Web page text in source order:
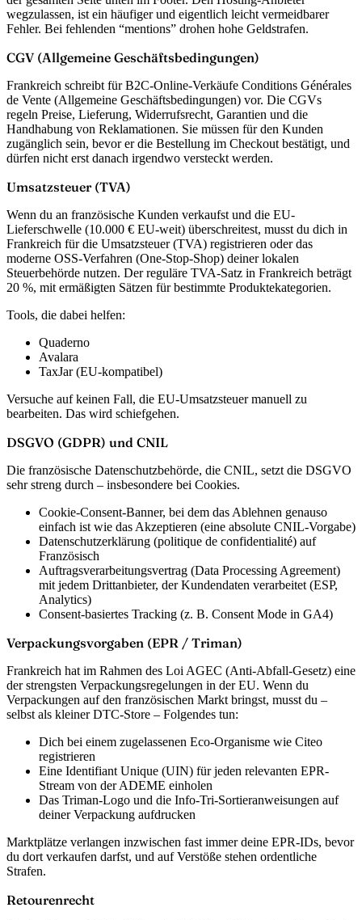
wegzulassen, ist ein häufiger und eigentlich leicht vermeidbarer
Fehler. Bei fehlenden “mentions” drohen hohe Geldstrafen.
CGV (Allgemeine Geschäftsbedingungen)
Frankreich schreibt für B2C-Online-Verkäufe Conditions Générales
de Vente (Allgemeine Geschäftsbedingungen) vor. Die CGVs
regeln Preise, Lieferung, Widerrufsrecht, Garantien und die
Handhabung von Reklamationen. Sie müssen für den Kunden
zugänglich sein, bevor er die Bestellung im Checkout bestätigt, und
dürfen nicht erst danach irgendwo versteckt werden.
Umsatzsteuer (TVA)
Wenn du an französische Kunden verkaufst und die EU-
Lieferschwelle (10.000 € EU-weit) überschreitest, musst du dich in
Frankreich für die Umsatzsteuer (TVA) registrieren oder das
moderne OSS-Verfahren (One-Stop-Shop) deiner lokalen
Steuerbehörde nutzen. Der reguläre TVA-Satz in Frankreich beträgt
20 %, mit ermäßigten Sätzen für bestimmte Produktekategorien.
Tools, die dabei helfen:
Quaderno
Avalara
TaxJar (EU-kompatibel)
Versuche auf keinen Fall, die EU-Umsatzsteuer manuell zu
bearbeiten. Das wird schiefgehen.
DSGVO (GDPR) und CNIL
Die französische Datenschutzbehörde, die CNIL, setzt die DSGVO
sehr streng durch – insbesondere bei Cookies.
Cookie-Consent-Banner, bei dem das Ablehnen genauso
einfach ist wie das Akzeptieren (eine absolute CNIL-Vorgabe)
Datenschutzerklärung (politique de confidentialité) auf
Französisch
Auftragsverarbeitungsvertrag (Data Processing Agreement)
mit jedem Drittanbieter, der Kundendaten verarbeitet (ESP,
Analytics)
Consent-basiertes Tracking (z. B. Consent Mode in GA4)
Verpackungsvorgaben (EPR / Triman)
Frankreich hat im Rahmen des Loi AGEC (Anti-Abfall-Gesetz) eine
der strengsten Verpackungsregelungen in der EU. Wenn du
Verpackungen auf den französischen Markt bringst, musst du –
selbst als kleiner DTC-Store – Folgendes tun:
Dich bei einem zugelassenen Eco-Organisme wie Citeo
registrieren
Eine Identifiant Unique (UIN) für jeden relevanten EPR-
Stream von der ADEME einholen
Das Triman-Logo und die Info-Tri-Sortieranweisungen auf
deiner Verpackung aufdrucken
Marktplätze verlangen inzwischen fast immer deine EPR-IDs, bevor
du dort verkaufen darfst, und auf Verstöße stehen ordentliche
Strafen.
Retourenrecht